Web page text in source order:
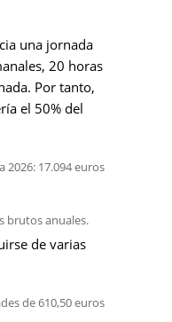
una jornada
20 horas
Por tanto,
el 50% del
17.094 euros
brutos anuales.
de varias
de 610,50 euros